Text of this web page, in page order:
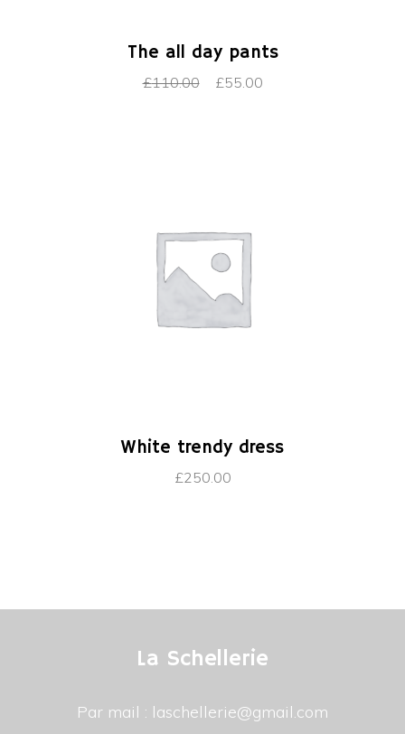
The all day pants
£110.00 £55.00
White trendy dress
£250.00
La Schellerie
Par mail : laschellerie@gmail.com